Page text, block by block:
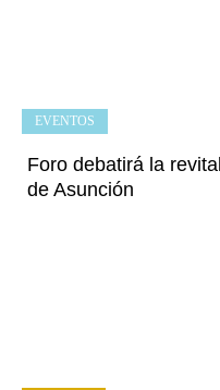
Foro debatirá la
de Asunción
EVENTOS